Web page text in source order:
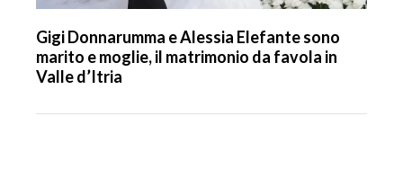
Gigi Donnarumma e Alessia Elefante sono
marito e moglie, il matrimonio da favola in
Valle d’Itria